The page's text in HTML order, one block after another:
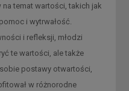
temat wartości, takich jak
i wytrwałość.
i refleksji, młodzi
te wartości, ale także
postawy otwartości,
w różnorodne